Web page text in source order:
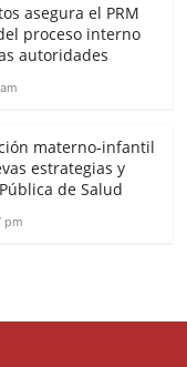
asegura el PRM
proceso interno
autoridades
materno-infantil
estrategias y
de Salud
pm